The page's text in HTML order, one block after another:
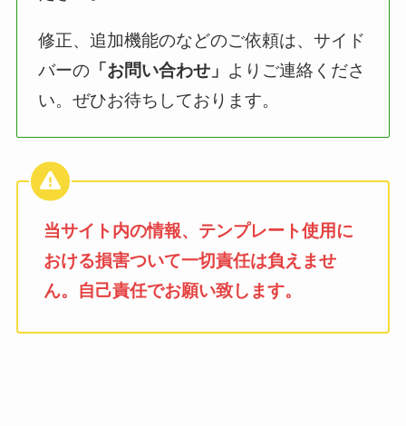
修正、追加機能のなどのご依頼は、サイド
バーの 「お問い合わせ」 よりご連絡くださ
い。ぜひお待ちしております。
当サイト内の情報、テンプレート使用に
おける損害ついて一切責任は負えませ
ん。自己責任でお願い致します。